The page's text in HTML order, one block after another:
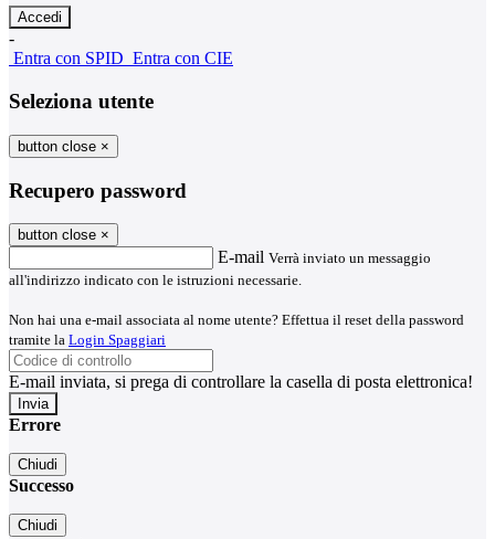
-
Entra con SPID Entra con CIE
Seleziona utente
button close ×
Recupero password
button close ×
E-mail Verrà inviato un messaggio
all'indirizzo indicato con le istruzioni necessarie.
Non hai una e-mail associata al nome utente? Effettua il reset della password
tramite la Login Spaggiari
E-mail inviata, si prega di controllare la casella di posta elettronica!
Errore
Chiudi
Successo
Chiudi